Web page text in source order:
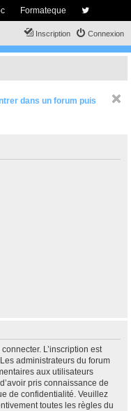
Formateque
Connexion
Inscription
dans un forum puis
L’inscription est
administrateurs du forum
aux utilisateurs
pris connaissance de
de confidentialité. Veuillez
toutes les règles du